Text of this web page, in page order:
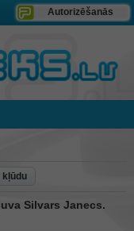
Autorizēšanās
kļūdu
Silvars Janecs.